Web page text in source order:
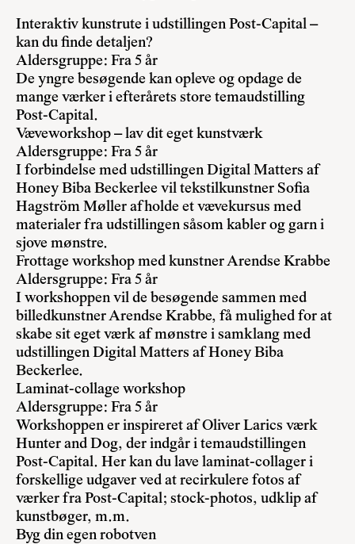
Interaktiv kunstrute i udstillingen Post-Capital –
kan du finde detaljen?
Aldersgruppe: Fra 5 år
De yngre besøgende kan opleve og opdage de
mange værker i efterårets store temaudstilling
Post-Capital.
Væveworkshop – lav dit eget kunstværk
Aldersgruppe: Fra 5 år
I forbindelse med udstillingen Digital Matters af
Honey Biba Beckerlee vil tekstilkunstner Sofia
Hagström Møller afholde et vævekursus med
materialer fra udstillingen såsom kabler og garn i
sjove mønstre.
Frottage workshop med kunstner Arendse Krabbe
Aldersgruppe: Fra 5 år
I workshoppen vil de besøgende sammen med
billedkunstner Arendse Krabbe, få mulighed for at
skabe sit eget værk af mønstre i samklang med
udstillingen Digital Matters af Honey Biba
Beckerlee.
Laminat-collage workshop
Aldersgruppe: Fra 5 år
Workshoppen er inspireret af Oliver Larics værk
Hunter and Dog, der indgår i temaudstillingen
Post-Capital. Her kan du lave laminat-collager i
forskellige udgaver ved at recirkulere fotos af
værker fra Post-Capital; stock-photos, udklip af
kunstbøger, m.m.
Byg din egen robotven